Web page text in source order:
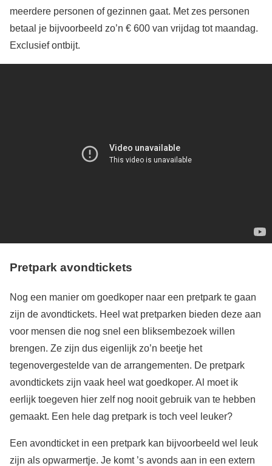
meerdere personen of gezinnen gaat. Met zes personen
betaal je bijvoorbeeld zo’n € 600 van vrijdag tot maandag.
Exclusief ontbijt.
Pretpark avondtickets
Nog een manier om goedkoper naar een pretpark te gaan
zijn de avondtickets. Heel wat pretparken bieden deze aan
voor mensen die nog snel een bliksembezoek willen
brengen. Ze zijn dus eigenlijk zo’n beetje het
tegenovergestelde van de arrangementen. De pretpark
avondtickets zijn vaak heel wat goedkoper. Al moet ik
eerlijk toegeven hier zelf nog nooit gebruik van te hebben
gemaakt. Een hele dag pretpark is toch veel leuker?
Een avondticket in een pretpark kan bijvoorbeeld wel leuk
zijn als opwarmertje. Je komt ’s avonds aan in een extern